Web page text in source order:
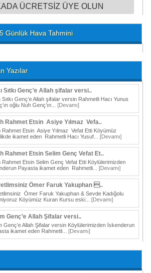
ÜCRETSİZ ÜYE OLUN
Günlük Hava Tahmini
Yazılar
Sıtkı Genç’e Allah şifalar versi..
Sıtkı Genç’e Allah şifalar versin Rahmetli Hacı Yunus
oğlu Nuh Genç’ın...[Devamı]
Rahmet Etsin Asiye Yılmaz Vefa..
Rahmet Etsin Asiye Yılmaz Vefat Etti Köyümüz
ikamet eden Rahmetli Hacı Yusuf...[Devamı]
Rahmet Etsin Selim Genç Vefat Et..
Rahmet Etsin Selim Genç Vefat Etti Köylülerimizden
Payasta ikamet eden Rahmetli...[Devamı]
Ömer Faruk Yakuphan ..
Ömer Faruk Yakuphan & Sevde Kadığolu
Köyümüz Kuran Kursu eski...[Devamı]
Genç’e Allah Şifalar versi..
Genç’e Allah Şifalar versin Köylülerimizden İskenderun
ikamet eden Rahmetli...[Devamı]